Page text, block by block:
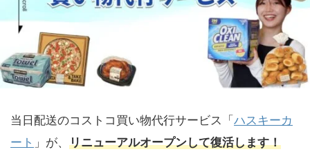
当日配送のコストコ買い物代行サービス「ハスキーカ
ート 」が、 リニューアルオープンして復活します！